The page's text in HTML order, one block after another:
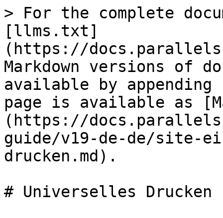
> For the complete
[llms.txt]
(https://
Markdown versions of
available by
page is available as
(https://
guide/v19-de-de/site-
drucken.md).
# Universelles Drucken